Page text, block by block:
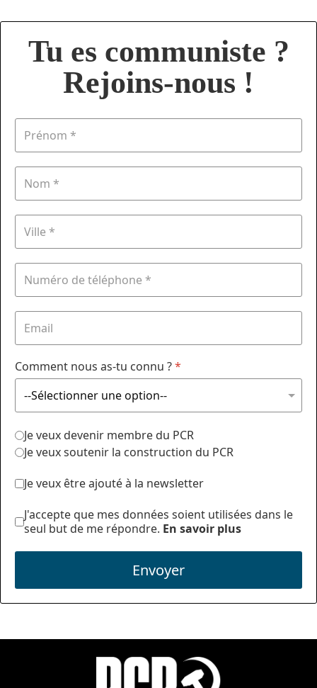
Tu es communiste ?
Rejoins-nous !
Comment nous as-tu connu ?*
Je veux devenir membre du PCR
Je veux soutenir la construction du PCR
Je veux être ajouté à la newsletter
J'accepte que mes données soient utilisées dans le
seul but de me répondre. En savoir plus
Envoyer